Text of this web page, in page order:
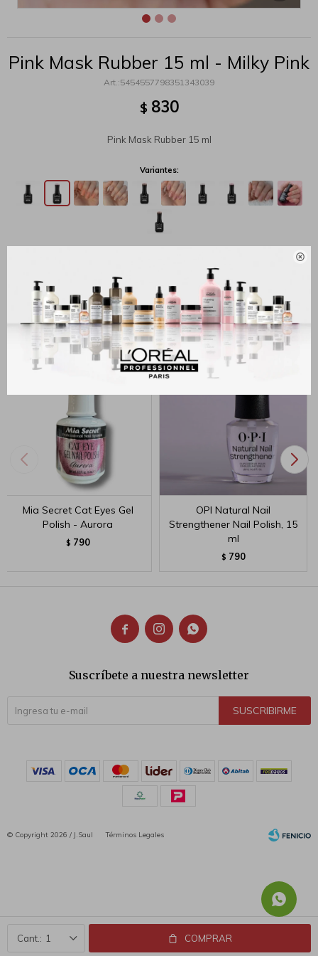

Pink Mask Rubber 15 ml - Milky Pink
5454557798351343039
$ 830
Pink Mask Rubber 15 ml
Variantes:
1 COMPRAR
Productos que te pueden interesar
Mia Secret Cat Eyes Gel
Polish - Aurora
$ 790
OPI Natural Nail
Strengthener Nail Polish, 15
ml
$ 790
  
Suscríbete a nuestra newsletter
SUSCRIBIRME
© Copyright 2026 / J.Saul Términos Legales